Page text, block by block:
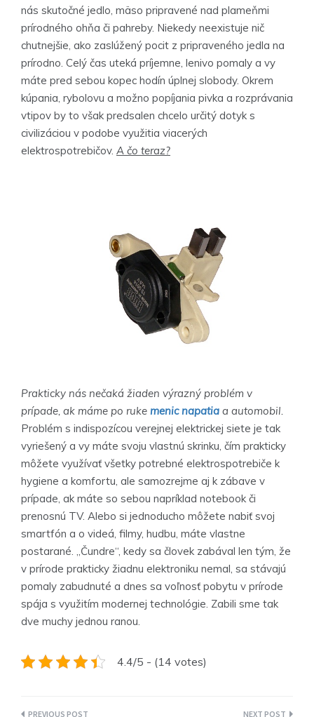
nás skutočné jedlo, mäso pripravené nad plameňmi
prírodného ohňa či pahreby. Niekedy neexistuje nič
chutnejšie, ako zaslúžený pocit z pripraveného jedla na
prírodno. Celý čas uteká príjemne, lenivo pomaly a vy
máte pred sebou kopec hodín úplnej slobody. Okrem
kúpania, rybolovu a možno popíjania pivka a rozprávania
vtipov by to však predsalen chcelo určitý dotyk s
civilizáciou v podobe využitia viacerých
elektrospotrebičov. A čo teraz?
Prakticky nás nečaká žiaden výrazný problém v
prípade, ak máme po ruke menic napatia a automobil.
Problém s indispozícou verejnej elektrickej siete je tak
vyriešený a vy máte svoju vlastnú skrinku, čím prakticky
môžete využívať všetky potrebné elektrospotrebiče k
hygiene a komfortu, ale samozrejme aj k zábave v
prípade, ak máte so sebou napríklad notebook či
prenosnú TV. Alebo si jednoducho môžete nabiť svoj
smartfón a o videá, filmy, hudbu, máte vlastne
postarané. „Čundre“, kedy sa človek zabával len tým, že
v prírode prakticky žiadnu elektroniku nemal, sa stávajú
pomaly zabudnuté a dnes sa voľnosť pobytu v prírode
spája s využitím modernej technológie. Zabili sme tak
dve muchy jednou ranou.
4.4/5 - (14 votes)